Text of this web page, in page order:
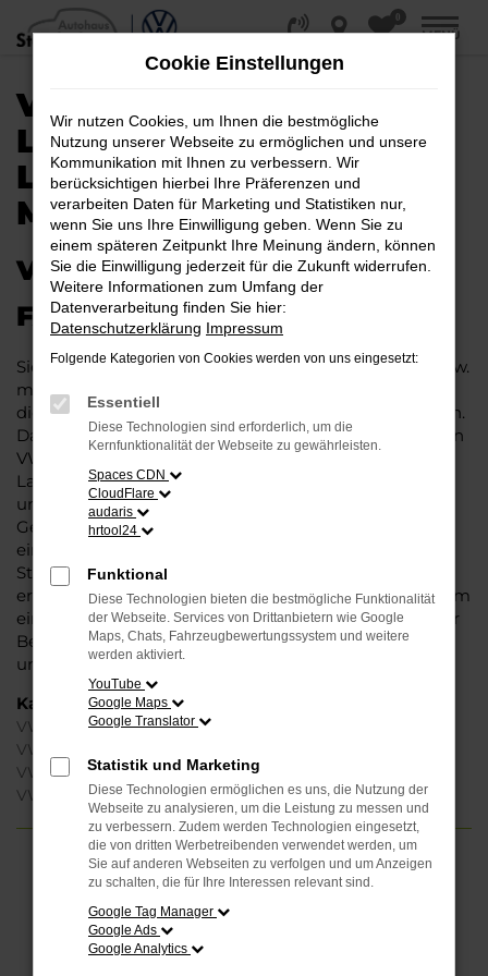
Zum
Hauptinhalt
0
MENÜ
VW GOLF KAUFEN,
LEASEN, FINANZIEREN |
LIEFERSERVICE NACH
MINDEN
VW GOLF – IHR PERFEKTES
FAHRZEUG FÜR MINDEN
Sie möchten in Minden und Umgebung mobil sein bzw.
mobil bleiben. Unser Vorschlag ist ein VW Golf, denn
dieses Fahrzeug vereint eine ganze Reihe an Vorzügen.
Da ist zunächst einmal die Tradition des Herstellers. Ein
VW Golf für Minden ist perfekt verarbeitet und auf
Langlebigkeit ausgelegt. Auf diese Weise können Sie
unbedenklich sowohl einen Neuwagen als auch einen
Gebrauchten, sowohl eine Tageszulassung als auch
einen Jahreswagen erwerben. Wenn Sie sich für
Steinböhmer entscheiden, erhalten Sie einen
erheblichen Nachlass bzw. Rabatt und genießen zudem
einen außergewöhnlichen Service. Das beginnt bei der
Beratung und setzt sich mit vielen Dienstleistungen
unserer Meisterwerkstatt fort.
Kategorie
VW Golf Gebrauchtwagen Minden
VW Golf Minden
VW Golf Jahreswagen Minden
VW Golf Neuwagen Minden
FEHLER: NETWORK ERROR
Beim Laden ist ein Fehler aufgetreten.
Hier sind ein paar Tipps, die dir helfen können:
Cookie Einstellungen
Wir nutzen Cookies, um Ihnen die bestmögliche
Nutzung unserer Webseite zu ermöglichen und unsere
Kommunikation mit Ihnen zu verbessern. Wir
berücksichtigen hierbei Ihre Präferenzen und
verarbeiten Daten für Marketing und Statistiken nur,
wenn Sie uns Ihre Einwilligung geben. Wenn Sie zu
einem späteren Zeitpunkt Ihre Meinung ändern, können
Sie die Einwilligung jederzeit für die Zukunft widerrufen.
Weitere Informationen zum Umfang der
Datenverarbeitung finden Sie hier:
Datenschutzerklärung Impressum
Folgende Kategorien von Cookies werden von uns eingesetzt:
Essentiell
Diese Technologien sind erforderlich, um die
Kernfunktionalität der Webseite zu gewährleisten.
Spaces CDN
CloudFlare
audaris
hrtool24
Funktional
Diese Technologien bieten die bestmögliche Funktionalität
der Webseite. Services von Drittanbietern wie Google
Maps, Chats, Fahrzeugbewertungssystem und weitere
werden aktiviert.
YouTube
Google Maps
Google Translator
Statistik und Marketing
Diese Technologien ermöglichen es uns, die Nutzung der
Webseite zu analysieren, um die Leistung zu messen und
zu verbessern. Zudem werden Technologien eingesetzt,
die von dritten Werbetreibenden verwendet werden, um
Sie auf anderen Webseiten zu verfolgen und um Anzeigen
zu schalten, die für Ihre Interessen relevant sind.
Google Tag Manager
Google Ads
Google Analytics